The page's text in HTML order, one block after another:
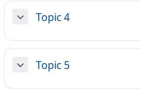
MinimizzaTopic 4
MinimizzaTopic 5